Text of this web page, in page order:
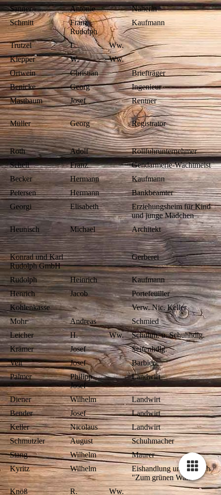
Sanner
Antonie
Näherin
Schmitt
Franz
Rudolph
Kaufmann
Trutzel L.
Ww.
Klepper
W.
Ww.
Ortwein
Christian
Briefträger
Benicke
Georg
Ingenieur
Mastbaum
Josef Rentner
Müller Georg Registrator
Roth Adolf
Rollfuhrunternehmer
Schell
Franz
Gendarmerie-Wachtmeister
Becker
Hermann
Kaufmann
Petersen
Hermann
Bankbeamter
Georgi
Elisabeth
Erziehungsheim für Kinder
und junge Mädchen
Heunisch
Michael Architekt
Konrad und Karl
Rudolph GmbH
Gerberei
Rudolph Heinrich
Kaufmann
Henrich
Jacob
Portefeuiller
Kohlenkasse
Verw. Nic. Keller
Mohr
Andreas
Schmied
Leicher
H. Ww.
Schuhm. u. Schuhhdlg.
Krämer
Josef
Seifenhdlg.
Veit
Josef
Barbier
Palmer
Philipp
Josef
Landwirt
Diener Wilhelm
Landwirt
Bender
Josef
Landwirt
Keller
Nicolaus
Landwirt
Schmutzler
August
Schuhmacher
Stang
Wilhelm
Maurer
Kyritz
Wilhelm
Eishandlung und Wirtschaft
"Zum grünen Wald"
Knöß
R. Ww.